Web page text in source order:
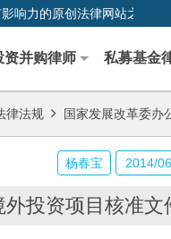
响力的原创法律网站之一
资并购律师 私募基金
律法规 国家发展改革委办
投资项目核准文
杨春宝 2014/